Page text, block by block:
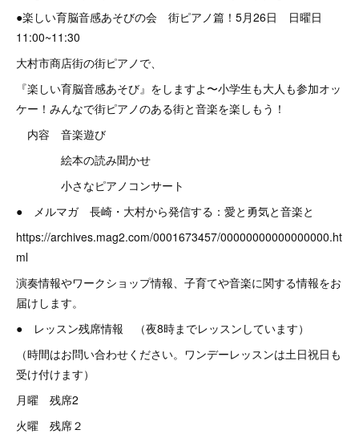
●楽しい育脳音感あそびの会 街ピアノ篇！5月26日 日曜日
11:00~11:30
大村市商店街の街ピアノで、
『楽しい育脳音感あそび』をしますよ〜小学生も大人も参加オッ
ケー！みんなで街ピアノのある街と音楽を楽しもう！
内容 音楽遊び
絵本の読み聞かせ
小さなピアノコンサート
● メルマガ 長崎・大村から発信する：愛と勇気と音楽と
https://archives.mag2.com/0001673457/00000000000000000.ht
ml
演奏情報やワークショップ情報、子育てや音楽に関する情報をお
届けします。
● レッスン残席情報 （夜8時までレッスンしています）
（時間はお問い合わせください。ワンデーレッスンは土日祝日も
受け付けます）
月曜 残席2
火曜 残席２